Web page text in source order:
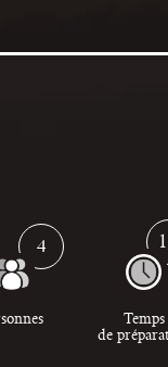
4
Temps
de